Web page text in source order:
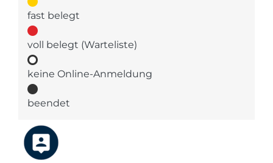
fast belegt
voll belegt (Warteliste)
keine Online-Anmeldung
beendet